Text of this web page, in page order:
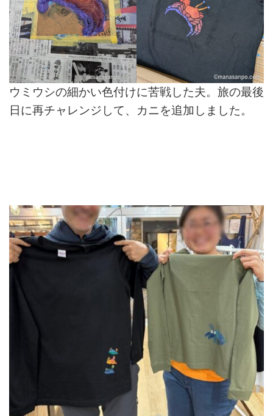
ウミウシの細かい色付けに苦戦した夫。旅の最後
日に再チャレンジして、カニを追加しました。